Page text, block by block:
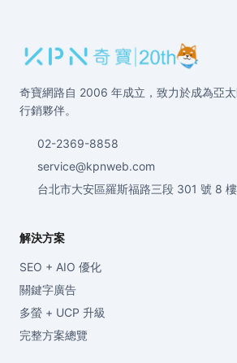
奇寶網路自 2006 年成立，致力於成為亞
行銷夥伴。
02-2369-8858
service@kpnweb.com
台北市大安區羅斯福路三段 301 號 8 樓
解決方案
SEO + AIO 優化
關鍵字廣告
多螢 + UCP 升級
完整方案總覽